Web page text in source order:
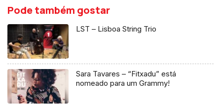
Pode também gostar
LST – Lisboa String Trio
Sara Tavares – “Fitxadu” está
nomeado para um Grammy!